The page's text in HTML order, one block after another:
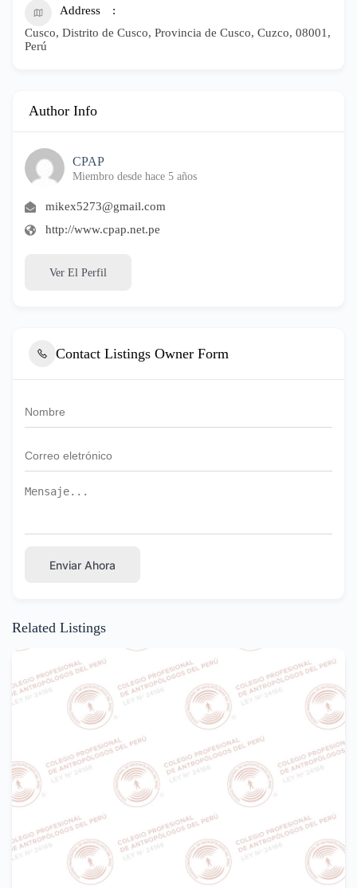
Address
Cusco, Distrito de Cusco, Provincia de Cusco, Cuzco, 08001,
Perú
Author Info
CPAP
Miembro desde hace 5 años
mikex5273@gmail.com
http://www.cpap.net.pe
Ver El Perfil
Contact Listings Owner Form
Enviar Ahora
Related Listings